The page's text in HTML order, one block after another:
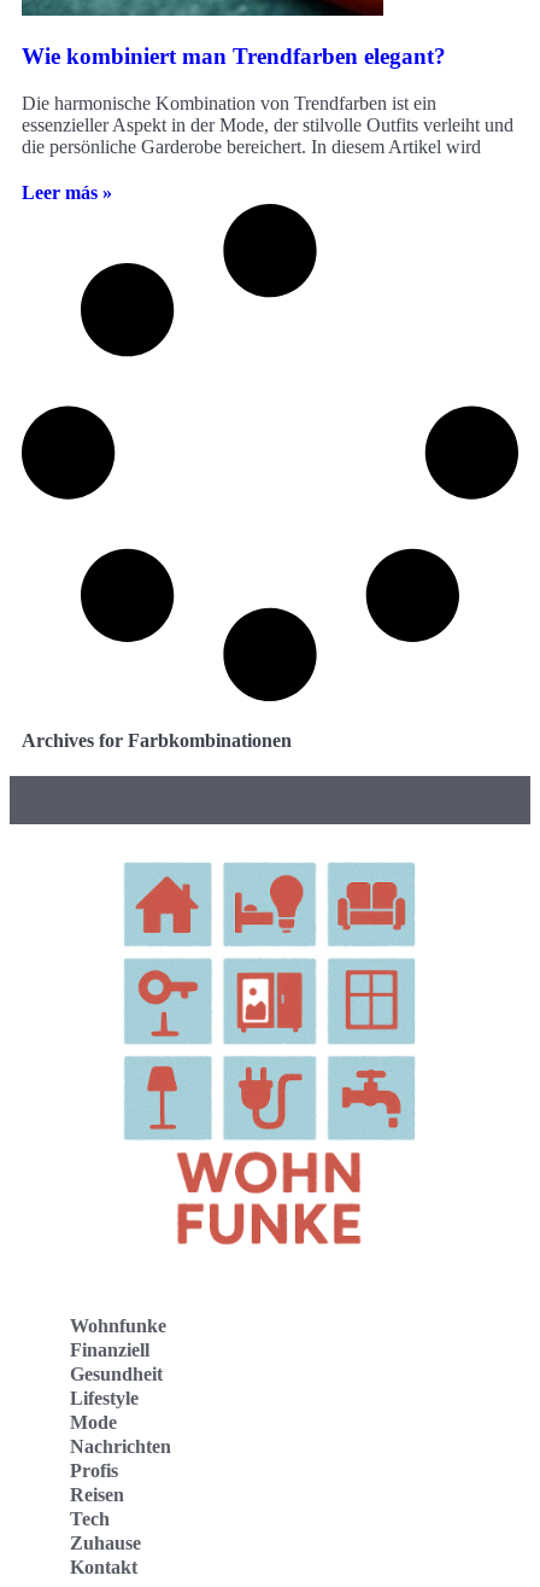
Wie kombiniert man Trendfarben elegant?
Die harmonische Kombination von Trendfarben ist ein
essenzieller Aspekt in der Mode, der stilvolle Outfits verleiht und
die persönliche Garderobe bereichert. In diesem Artikel wird
Leer más »
Archives for Farbkombinationen
Wohnfunke
Finanziell
Gesundheit
Lifestyle
Mode
Nachrichten
Profis
Reisen
Tech
Zuhause
Kontakt